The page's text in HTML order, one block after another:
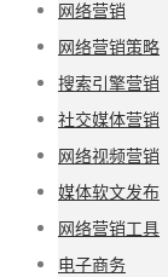
网络营销
网络营销策略
搜索引擎营销
社交媒体营销
网络视频营销
媒体软文发布
网络营销工具
电子商务